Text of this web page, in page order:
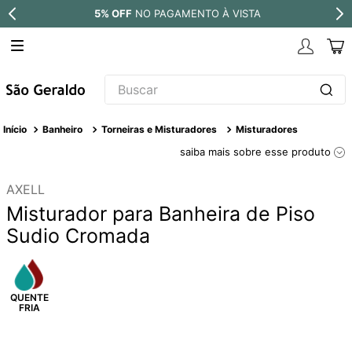
5% OFF NO PAGAMENTO À VISTA
Buscar
Banheiro Torneiras e Misturadores Misturadores
saiba mais sobre esse produto
AXELL
Misturador para Banheira de Piso
Sudio Cromada
TERMOS MAIS BUSCADOS
4 º
torneira
º
6º
7º